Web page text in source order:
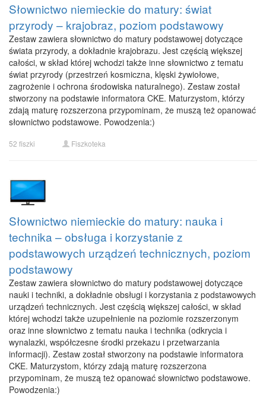
Słownictwo niemieckie do matury: świat
przyrody – krajobraz, poziom podstawowy
Zestaw zawiera słownictwo do matury podstawowej dotyczące
świata przyrody, a dokładnie krajobrazu. Jest częścią większej
całości, w skład której wchodzi także inne słownictwo z tematu
świat przyrody (przestrzeń kosmiczna, klęski żywiołowe,
zagrożenie i ochrona środowiska naturalnego). Zestaw został
stworzony na podstawie informatora CKE. Maturzystom, którzy
zdają maturę rozszerzona przypominam, że muszą też opanować
słownictwo podstawowe. Powodzenia:)
52 fiszki Fiszkoteka
Słownictwo niemieckie do matury: nauka i
technika – obsługa i korzystanie z
podstawowych urządzeń technicznych, poziom
podstawowy
Zestaw zawiera słownictwo do matury podstawowej dotyczące
nauki i techniki, a dokładnie obsługi i korzystania z podstawowych
urządzeń technicznych. Jest częścią większej całości, w skład
której wchodzi także uzupełnienie na poziomie rozszerzonym
oraz inne słownictwo z tematu nauka i technika (odkrycia i
wynalazki, współczesne środki przekazu i przetwarzania
informacji). Zestaw został stworzony na podstawie informatora
CKE. Maturzystom, którzy zdają maturę rozszerzona
przypominam, że muszą też opanować słownictwo podstawowe.
Powodzenia:)